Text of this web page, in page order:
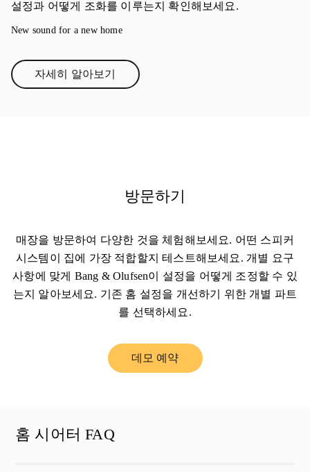
설정과 어떻게 조화를 이루는지 확인해보세요.
New sound for a new home
자세히 알아보기Link Opens in New Tab
방문하기
매장을 방문하여 다양한 것을 체험해보세요. 어떤 스피커
시스템이 집에 가장 적합할지 테스트해보세요. 개별 요구
사항에 맞게 Bang & Olufsen이 설정을 어떻게 조정할 수 있
는지 알아보세요. 기존 홈 설정을 개선하기 위한 개별 파트
를 선택하세요.
데모 예약Link Opens in New Tab
홈 시어터 FAQ